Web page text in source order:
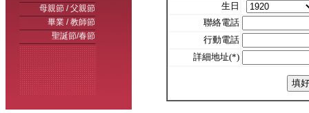
母親節 / 父親節
畢業 / 教師節
聖誕節/春節
生日
聯絡電話
行動電話
詳細地址(*)